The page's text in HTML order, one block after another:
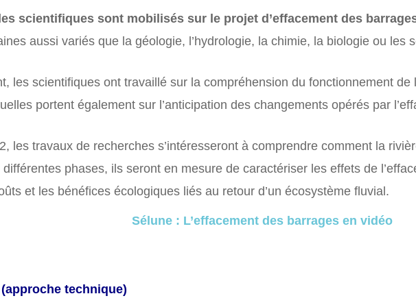
scientifiques sont mobilisés sur le projet d’effacement des
aussi variés que la géologie, l’hydrologie, la chimie, la biologie ou les
les scientifiques ont travaillé sur la compréhension du fonctionnement
portent également sur l’anticipation des changements opérés par
les travaux de recherches s’intéresseront à comprendre comment la
phases, ils seront en mesure de caractériser les effets de
et les bénéfices écologiques liés au retour d’un écosystème fluvial.
Sélune : L’effacement des barrages en vidéo
technique)